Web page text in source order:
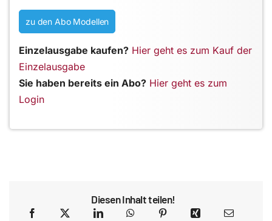
zu den Abo Modellen
Einzelausgabe kaufen? Hier geht es zum Kauf der
Einzelausgabe
Sie haben bereits ein Abo? Hier geht es zum
Login
Diesen Inhalt teilen!